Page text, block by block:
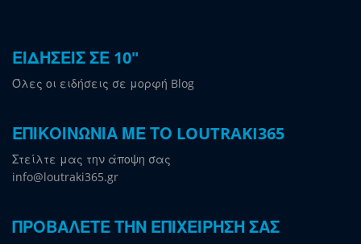
ΕΙΔΗΣΕΙΣ ΣΕ 10"
Όλες οι ειδήσεις σε μορφή Blog
ΕΠΙΚΟΙΝΩΝΙΑ ΜΕ ΤΟ LOUTRAKI365
Στείλτε μας την άποψη σας
info@loutraki365.gr
ΠΡΟΒΑΛΕΤΕ ΤΗΝ ΕΠΙΧΕΙΡΗΣΗ ΣΑΣ